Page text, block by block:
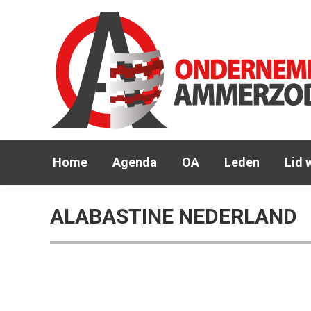
Home Agenda OA Leden Lid
ALABASTINE NEDERLAND